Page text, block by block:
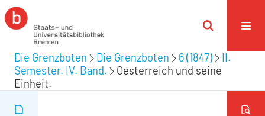
Die Grenzboten Die Grenzboten 6 (1847)
II.
Semester. IV. Band.
Oesterreich und seine
Einheit.